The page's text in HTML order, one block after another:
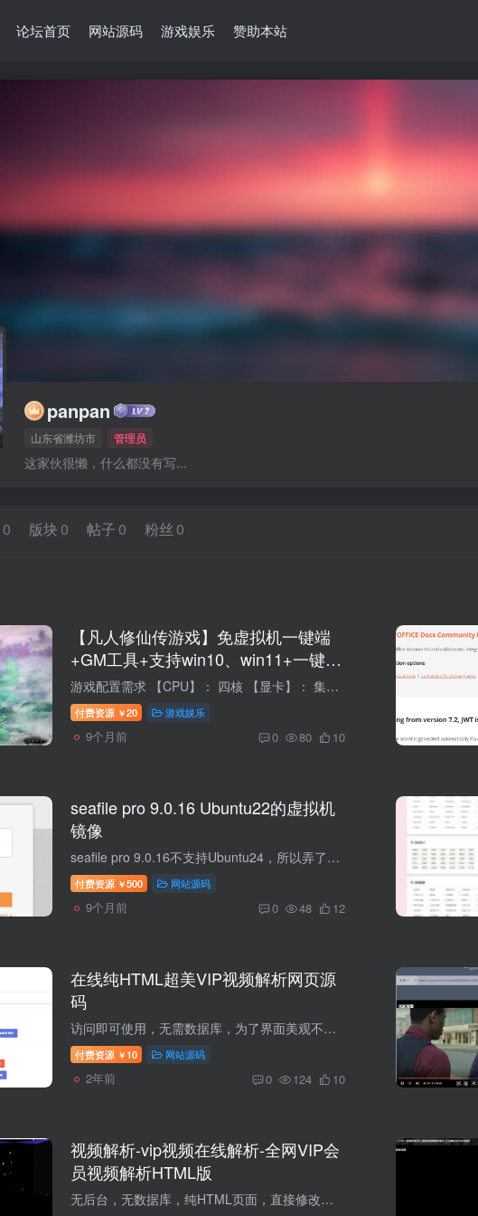
论坛首页 网站源码 游戏娱乐 赞助本站
panpan
山东省潍坊市 管理员
这家伙很懒，什么都没有写...
0 版块 0 帖子 0 粉丝 0
【凡人修仙传游戏】免虚拟机一键端
+GM工具+支持win10、win11+一键安
装
游戏配置需求 【CPU】： 四核 【显卡】： 集成显卡 【内存】： 8G 【虚拟机】：否 【工具】：带GM工具 【说明】：此游戏需要电脑D盘 此为单机版，有网没网都可以使用。解压后约3.8G 不绑定机器 ...
付费资源 ￥20 游戏娱乐
9个月前 0 80 10
seafile pro 9.0.16 Ubuntu22的虚拟机
镜像
seafile pro 9.0.16不支持Ubuntu24，所以弄了一个Ubuntu22的虚拟机镜像。 这是windows里面用的vmware镜像，镜像文件总共43.8G 里面的环境都已经搭建好了，用vmware加载虚拟机镜像后，修改好IP，...
付费资源 ￥500 网站源码
9个月前 0 48 12
在线纯HTML超美VIP视频解析网页源
码
访问即可使用，无需数据库，为了界面美观不添加播放器，解析后跳转到解析接口页面，解析接口是网上随便找的，可以自己在index.html替换。
付费资源 ￥ 10 网站源码
2年前 0 124 10
视频解析-vip视频在线解析-全网VIP会
员视频解析HTML版
无后台，无数据库，纯HTML页面，直接修改解析接口就行，不多说，直接上图：